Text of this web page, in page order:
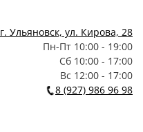
г. Ульяновск, ул. Кирова, 28
Пн-Пт 10:00 - 19:00
Сб 10:00 - 17:00
Вс 12:00 - 17:00
8 (927) 986 96 98